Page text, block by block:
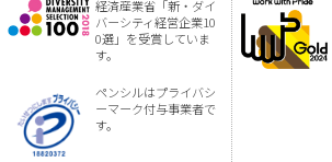
経済産業省「新・ダイ
バーシティ経営企業10
0選」を受賞していま
す。
ペンシルはプライバシ
ーマーク付与事業者で
す。